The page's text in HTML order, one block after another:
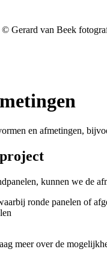
en afmetingen,
kunnen we de
ronde panelen of
meer over de